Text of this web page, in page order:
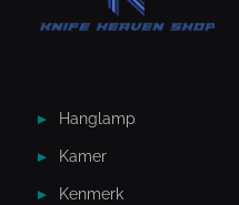
Hanglamp
Kamer
Kenmerk